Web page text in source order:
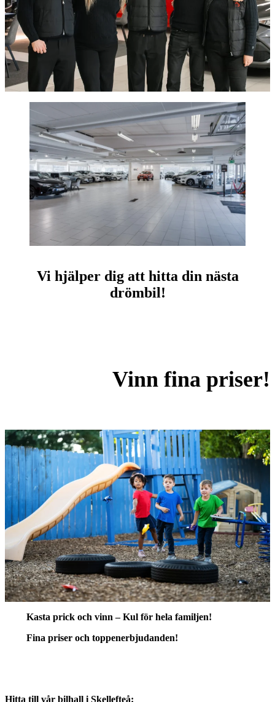
Vi hjälper dig att hitta din nästa
drömbil!
Vinn fina priser!
Kasta prick och vinn – Kul för hela familjen!
Fina priser och toppenerbjudanden!
Hitta till vår bilhall i Skellefteå: